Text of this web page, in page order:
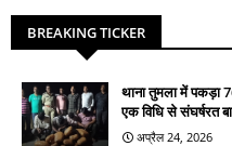
BREAKING TICKER
थाना तुमला में पकड़ा
एक विधि से संघर्षरत
अप्रैल 24, 2026